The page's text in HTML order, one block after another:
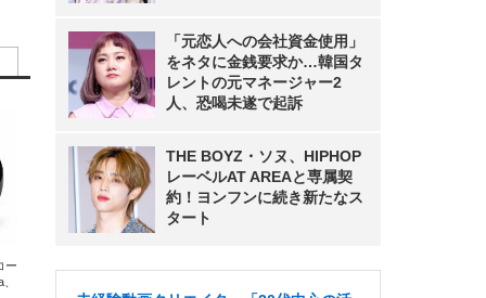
ー
「元恋人への会社資金使用」
をネタに金銭要求か…韓国タ
レントの元マネージャー2
人、恐喝未遂で起訴
THE BOYZ・ソヌ、HIPHOP
レーベルAT AREAと専属契
約！ヨンフンに続き新たなス
タート